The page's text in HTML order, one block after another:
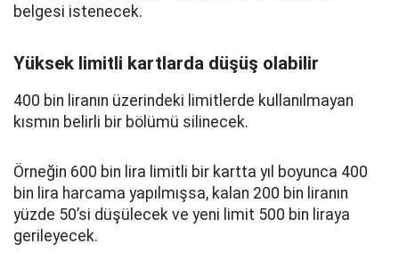
belgesi istenecek.
Yüksek limitli kartlarda düşüş olabilir
400 bin liranın üzerindeki limitlerde kullanılmayan
kısmın belirli bir bölümü silinecek.
Örneğin 600 bin lira limitli bir kartta yıl boyunca 400
bin lira harcama yapılmışsa, kalan 200 bin liranın
yüzde 50’si düşülecek ve yeni limit 500 bin liraya
gerileyecek.